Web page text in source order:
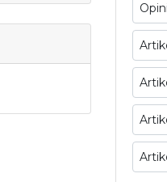
Opini